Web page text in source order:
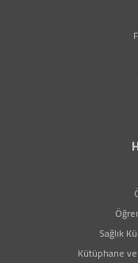
Sağlık
Kütüphane